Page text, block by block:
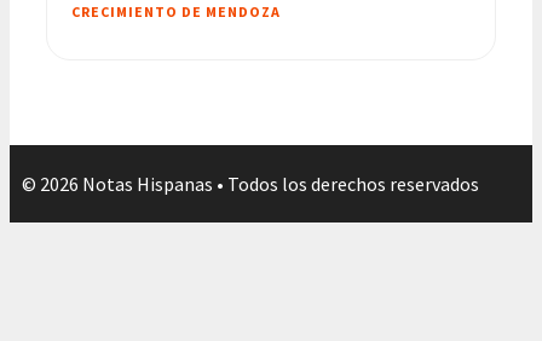
CRECIMIENTO DE MENDOZA
© 2026 Notas Hispanas • Todos los derechos reservados